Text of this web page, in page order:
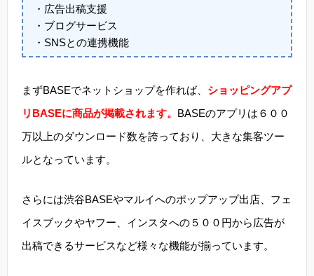
・広告出稿支援
・ブログサービス
・SNSとの連携機能
まずBASEでネットショップを作れば、 ショッピングアプ
リBASEに商品が掲載されます。 BASEのアプリは６００
万以上のダウンロード数を誇っており、大きな集客ツー
ルとなっています。
さらには渋谷BASEやマルイへのポップアップ出店、フェ
イスブックやヤフー、インスタへの５００円から広告が
出稿できるサービスなど様々な機能が揃っています。